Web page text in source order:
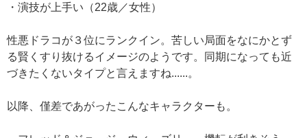
・演技が上手い（22歳／女性）
性悪ドラコが３位にランクイン。苦しい局面をなにかとず
る賢くすり抜けるイメージのようです。同期になっても近
づきたくないタイプと言えますね......。
以降、僅差であがったこんなキャラクターも。